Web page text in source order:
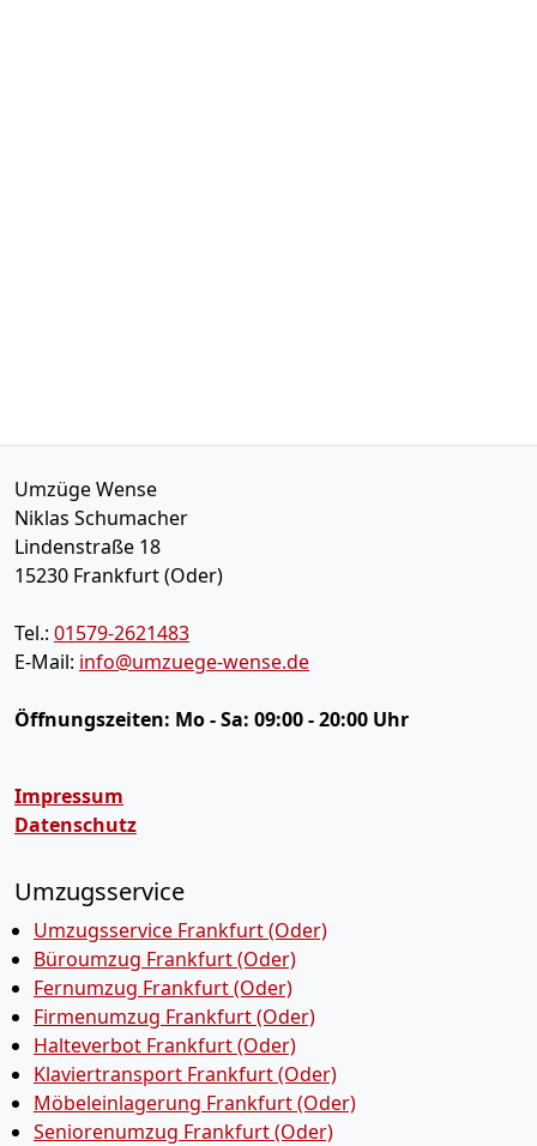
Umzüge Wense
Niklas Schumacher
Lindenstraße 18
15230 Frankfurt (Oder)
Tel.: 01579-2621483
E-Mail: info@umzuege-wense.de
Öffnungszeiten: Mo - Sa: 09:00 - 20:00 Uhr
Impressum
Datenschutz
Umzugsservice
Umzugsservice Frankfurt (Oder)
Büroumzug Frankfurt (Oder)
Fernumzug Frankfurt (Oder)
Firmenumzug Frankfurt (Oder)
Halteverbot Frankfurt (Oder)
Klaviertransport Frankfurt (Oder)
Möbeleinlagerung Frankfurt (Oder)
Seniorenumzug Frankfurt (Oder)